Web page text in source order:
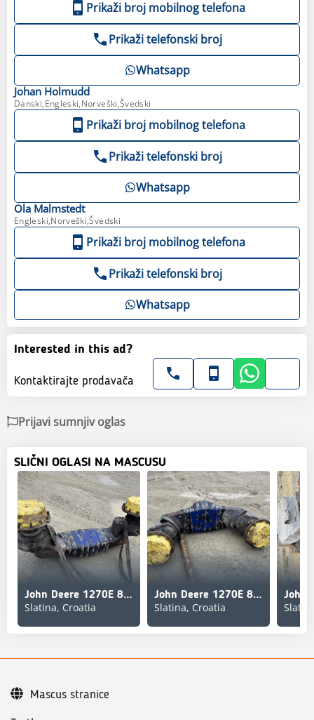
Prikaži broj mobilnog telefona
Prikaži telefonski broj
Whatsapp
Johan Holmudd
Danski,Engleski,Norveški,Švedski
Prikaži broj mobilnog telefona
Prikaži telefonski broj
Whatsapp
Ola Malmstedt
Engleski,Norveški,Švedski
Prikaži broj mobilnog telefona
Prikaži telefonski broj
Whatsapp
Interested in this ad?
Kontaktirajte prodavača
Prijavi sumnjiv oglas
SLIČNI OGLASI NA MASCUSU
John Deere 1270E 8WD Boggielåda
Slatina, Croatia
John Deere 1270E 8WD Boggielåda
Slatina, Croatia
Mascus stranice